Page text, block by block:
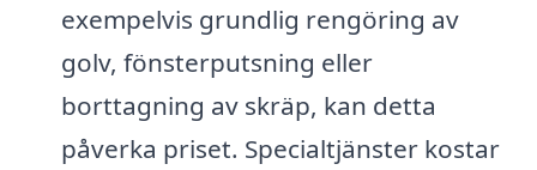
exempelvis grundlig rengöring av
golv, fönsterputsning eller
borttagning av skräp, kan detta
påverka priset. Specialtjänster kostar